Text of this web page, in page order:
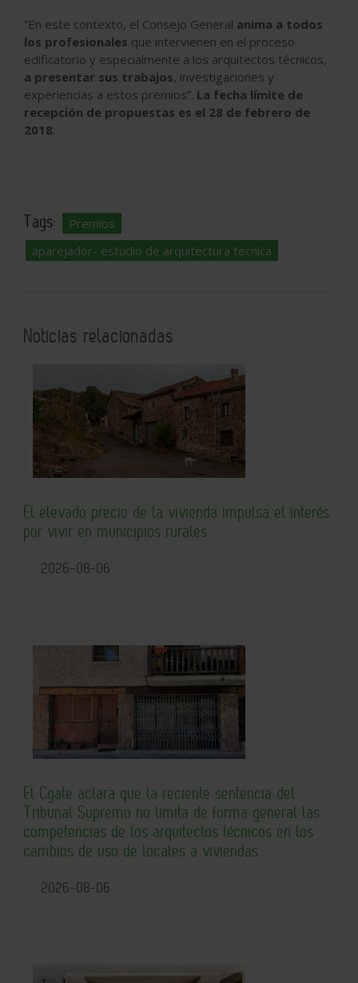
“En este contexto, el Consejo General anima a todos
los profesionales que intervienen en el proceso
edificatorio y especialmente a los arquitectos técnicos,
a presentar sus trabajos, investigaciones y
experiencias a estos premios”. La fecha límite de
recepción de propuestas es el 28 de febrero de
2018.
Tags:
Premios
aparejador- estudio de arquitectura tecnica
Noticias relacionadas
El elevado precio de la vivienda impulsa el interés
por vivir en municipios rurales
2026-08-06
El Cgate aclara que la reciente sentencia del
Tribunal Supremo no limita de forma general las
competencias de los arquitectos técnicos en los
cambios de uso de locales a viviendas
2026-08-06